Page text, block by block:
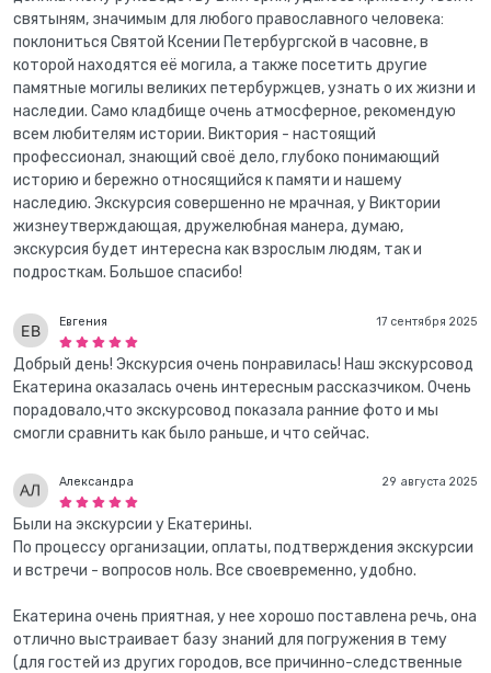
святыням, значимым для любого православного человека:
поклониться Святой Ксении Петербургской в часовне, в
которой находятся её могила, а также посетить другие
памятные могилы великих петербуржцев, узнать о их жизни и
наследии. Само кладбище очень атмосферное, рекомендую
всем любителям истории. Виктория - настоящий
профессионал, знающий своё дело, глубоко понимающий
историю и бережно относящийся к памяти и нашему
наследию. Экскурсия совершенно не мрачная, у Виктории
жизнеутверждающая, дружелюбная манера, думаю,
экскурсия будет интересна как взрослым людям, так и
подросткам. Большое спасибо!
17 сентября 2025
Евгения
Добрый день! Экскурсия очень понравилась! Наш экскурсовод
Екатерина оказалась очень интересным рассказчиком. Очень
порадовало,что экскурсовод показала ранние фото и мы
смогли сравнить как было раньше, и что сейчас.
29 августа 2025
Александра
Были на экскурсии у Екатерины.
По процессу организации, оплаты, подтверждения экскурсии
и встречи - вопросов ноль. Все своевременно, удобно.
Екатерина очень приятная, у нее хорошо поставлена речь, она
отлично выстраивает базу знаний для погружения в тему
(для гостей из других городов, все причинно-следственные